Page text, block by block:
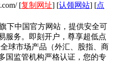
[复制网址] [认领网站] [点
下中国官方网站，提供安全可
服务。即刻开户，尊享超低点
球市场产品（外汇、股指、商
国监管机构严格认证，您的专